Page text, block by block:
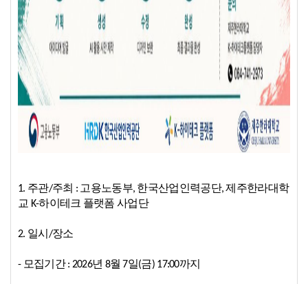
1. 주관/주최 : 고용노동부, 한국산업인력공단, 제주한라대학
교 K-하이테크 플랫폼 사업단
2. 일시/장소
- 모집기간 : 2026년 8월 7일(금) 17:00까지